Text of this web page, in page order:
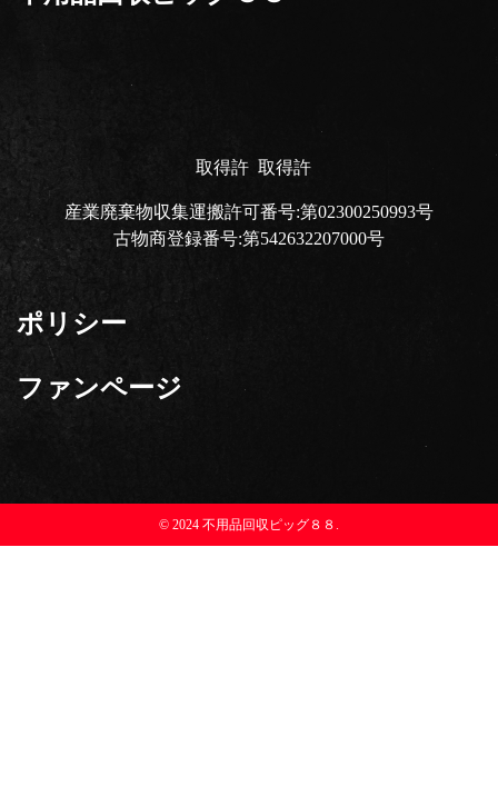
取得許 取得許
産業廃棄物収集運搬許可番号:第02300250993号
古物商登録番号:第542632207000号
ポリシー
ファンページ
© 2024 不用品回収ピッグ８８.